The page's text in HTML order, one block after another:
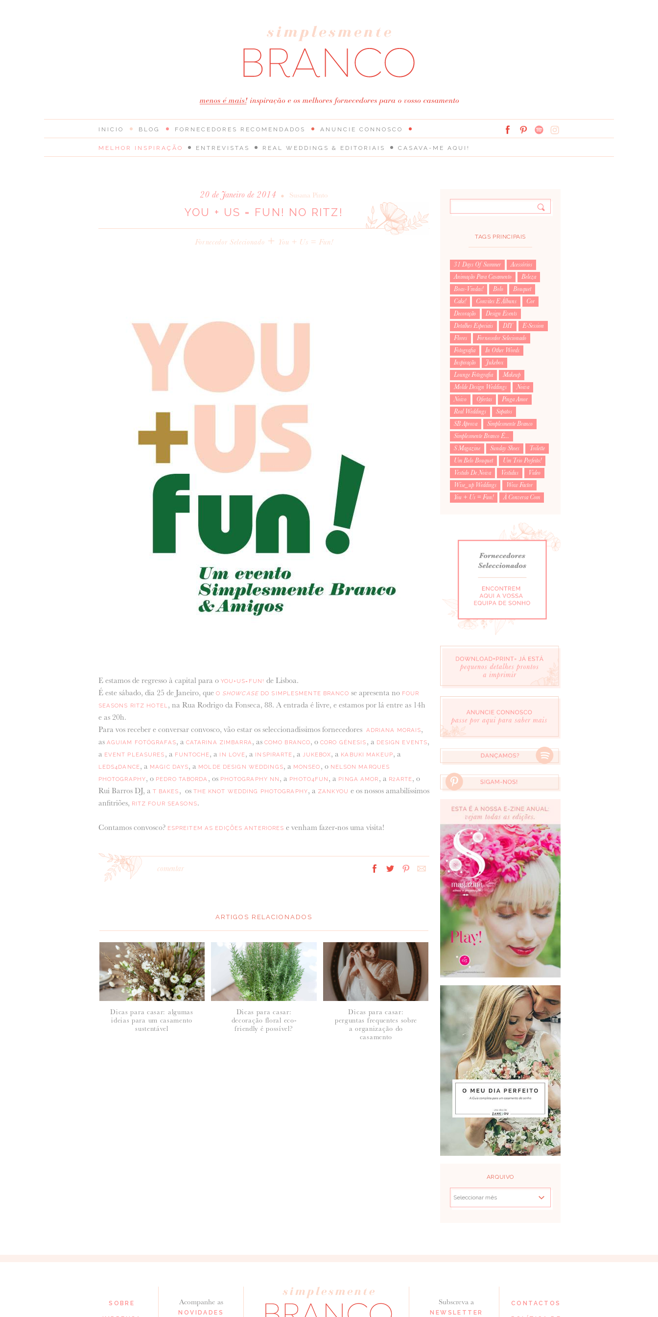
INICIO BLOG
MELHOR INSPIRAÇÃO ENTREVISTAS REAL WEDDINGS & EDITORIAIS CASAVA-ME AQUI!
FORNECEDORES RECOMENDADOS ANUNCIE CONNOSCO
20 de Janeiro de 2014 • Susana Pinto
YOU + US = FUN! NO RITZ!
Fornecedor Selecionado + You + Us = Fun!
E estamos de regresso à capital para o YOU+US=FUN! de Lisboa.
É este sábado, dia 25 de Janeiro, que O SHOWCASEDO SIMPLESMENTE BRANCO se apresenta no FOUR
SEASONS RITZ HOTEL, na Rua Rodrigo da Fonseca, 88. A entrada é livre, e estamos por lá entre as 14h
e as 20h.
Para vos receber e conversar convosco, vão estar os seleccionadíssimos fornecedores ADRIANA MORAIS,
as AGUIAM FOTÓGRAFAS, a CATARINA ZIMBARRA, as COMO BRANCO, oCORO GÉNESIS , a DESIGN EVENTS,
a EVENT PLEASURES , a FUNTOCHE, a IN LOVE, a INSPIRARTE , a JUKEBOX, a KABUKI MAKEUP, a
LEDS4DANCE, a MAGIC DAYS, a MOLDE DESIGN WEDDINGS, a MONSEO , o NELSON MARQUES
PHOTOGRAPHY, o PEDRO TABORDA , os PHOTOGRAPHY NN , a PHOTO4FUN , a PINGA AMOR , a R2ARTE, o
Rui Barros DJ, a T BAKES , os THE KNOT WEDDING PHOTOGRAPHY, a ZANKYOU e os nossos amabilíssimos
anfitriões, RITZ FOUR SEASONS.
Contamos convosco? ESPREITEM AS EDIÇÕES ANTERIORES e venham fazer-nos uma visita!
comentar
NOME*:
ARTIGOS RELACIONADOS
Dicas para casar: algumas
ideias para um casamento
sustentável
Dicas para casar:
decoração floral eco-
friendly é possível?
Dicas para casar:
perguntas frequentes sobre
a organização do
casamento
TAGS PRINCIPAIS
31 Days Of Summer
Acessórios
Animação Para Casamento
Beleza
Boas-Vindas!
Bolo
Bouquet
Cake!
Convites E Álbuns
Cor
Decoração
Design Events
Detalhes Especiais
DIY
E-Session
Flores
Fornecedor Selecionado
Fotografia
In Other Words
Inspiração
Jukebox
Lounge Fotografia
Makeup
Molde Design Weddings
Noiva
Noivo
Ofertas
Pinga Amor
Real Weddings
Sapatos
SB Aprova
Simplesmente Branco
Simplesmente Branco É...
S Magazine
Sunday Shoes
Toilette
Um Belo Bouquet
Um Trio Perfeito!
Vestido De Noiva
Vestidus
Video
Wise_up Weddings
Wow Factor
You + Us = Fun!
À Conversa Com
ARQUIVO
SOBRE Acompanhe as
NOVIDADES
Subscreva a
NEWSLETTER
CONTACTOS